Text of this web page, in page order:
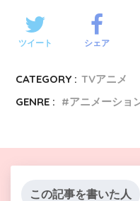
ツイート シェア
CATEGORY : TVアニメ
GENRE :
アニメーショ
この記事を書いた人